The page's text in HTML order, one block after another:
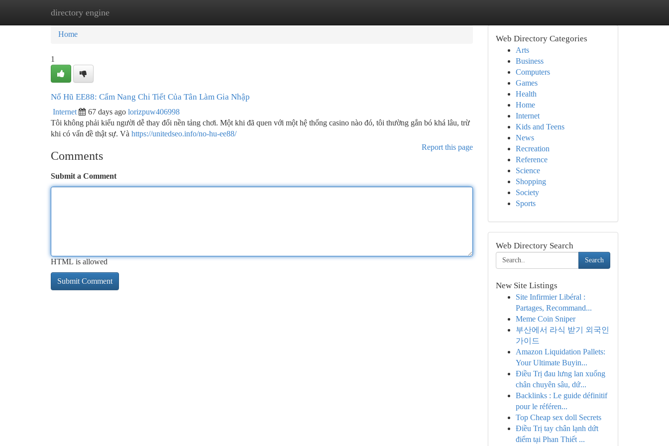
directory engine
Home New Site Listings
Home
1
Nổ Hũ EE88: Cẩm Nang Chi Tiết Của Tân Làm Gia Nhập
Internet 67 days ago lorizpuw406998
Tôi không phải kiểu người dễ thay đổi nền tảng chơi. Một khi đã quen với một hệ thống casino nào đó, tôi thường gắn bó khá lâu, trừ
khi có vấn đề thật sự. Và https://unitedseo.info/no-hu-ee88/
Report this page
Comments
Submit a Comment
HTML is allowed
Web Directory Categories
Arts
Business
Computers
Games
Health
Home
Internet
Kids and Teens
News
Recreation
Reference
Science
Shopping
Society
Sports
Web Directory Search
Search
New Site Listings
Site Infirmier Libéral :
Partages, Recommand...
Meme Coin Sniper
부산에서 라식 받기 외국인
가이드
Amazon Liquidation Pallets:
Your Ultimate Buyin...
Điều Trị đau lưng lan xuống
chân chuyên sâu, dứ...
Backlinks : Le guide définitif
pour le référen...
Top Cheap sex doll Secrets
Điều Trị tay chân lạnh dứt
điểm tại Phan Thiết ...